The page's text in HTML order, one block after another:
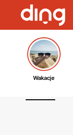
Wakacje